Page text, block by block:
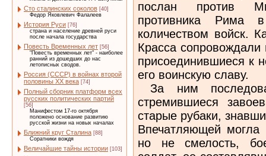
Сто сталинских соколов [40]
Федор Яковлевич Фалалеев
История Руси [76]
страна и население древней руси
после начала государства
Повесть Временных лет [56]
"Повесть временных лет" - наиболее
ранний из дошедших до нас
летописных сводов.
Россия (СССР) в войнах второй
половины XX века [74]
Полный сборник платформ всех
русских политических партий
[56]
Манифестом 17-го октября
положено основание развитию
русской жизни на новых началах
Ближний круг Сталина [88]
Соратники вождя
Величайшие тайны истории [103]
послан против
противника
количеством войск.
Красса
присоединившиеся к
его воинскую славу.
За ним
стремившиеся
старые рубаки,
Впечатляющей могла
но не смелость,